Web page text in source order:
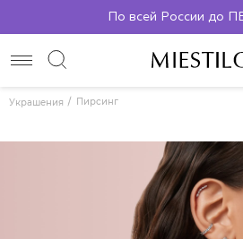
По всей России до
Украшения Пирсинг